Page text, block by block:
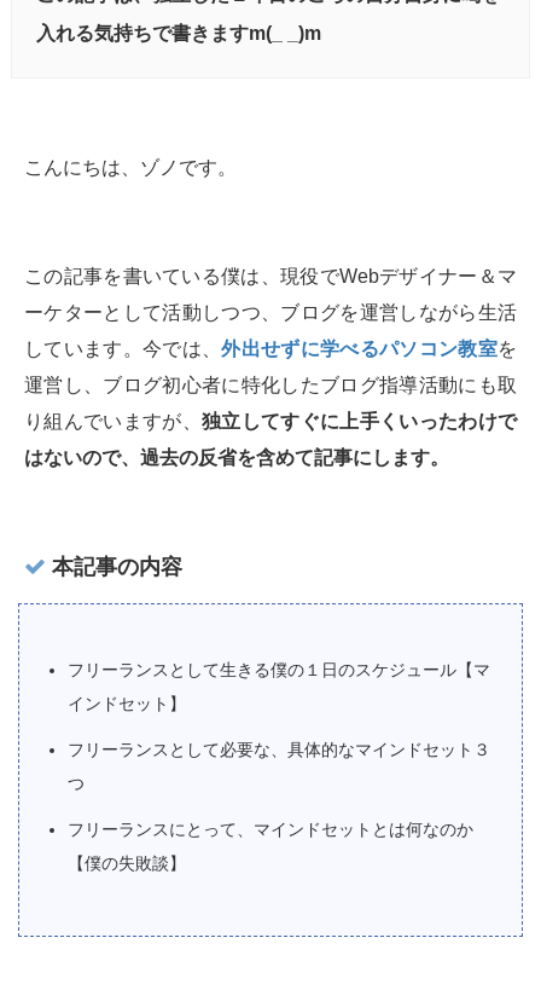
入れる気持ちで書きますm(_ _)m
こんにちは、ゾノです。
この記事を書いている僕は、現役でWebデザイナー＆マ
ーケターとして活動しつつ、ブログを運営しながら生活
しています。今では、外出せずに学べるパソコン教室を
運営し、ブログ初心者に特化したブログ指導活動にも取
り組んでいますが、 独立してすぐに上手くいったわけで
はないので、過去の反省を含めて記事にします。
本記事の内容
フリーランスとして生きる僕の１日のスケジュール【マ
インドセット】
フリーランスとして必要な、具体的なマインドセット３
つ
フリーランスにとって、マインドセットとは何なのか
【僕の失敗談】